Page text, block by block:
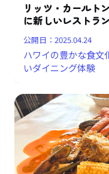
リッツ・カールト
に新しいレストラ
公開日：2025.04.24
ハワイの豊かな食文
いダイニング体験